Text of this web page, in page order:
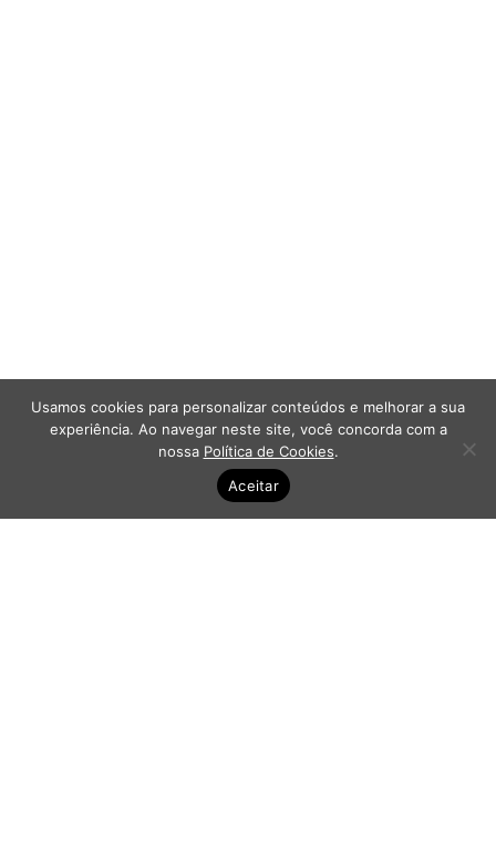
Usamos cookies para personalizar conteúdos e melhorar a sua
experiência. Ao navegar neste site, você concorda com a
nossa Política de Cookies.
Aceitar